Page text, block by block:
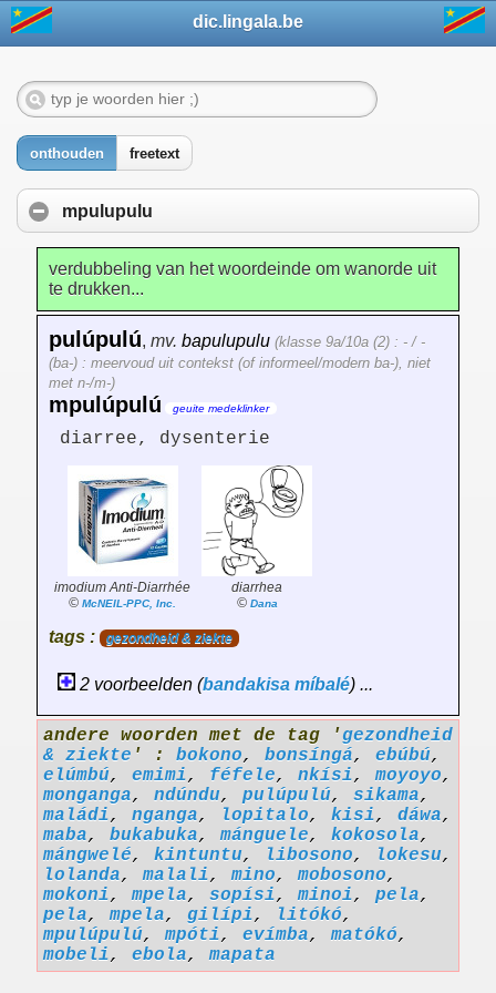
dic.lingala.be
onthouden freetext
mpulupulu
verdubbeling van het woordeinde om wanorde uit
te drukken...
pulúpulú, mv. bapulupulu (klasse 9a/10a (2) : - / -
(ba-) : meervoud uit contekst (of informeel/modern ba-), niet
met n-/m-)
mpulúpulú geuite medeklinker
diarree, dysenterie
imodium Anti-Diarrhée
© McNEIL-PPC, Inc.
diarrhea
© Dana
tags : gezondheid & ziekte
2 voorbeelden (bandakisa míbalé) ...
andere woorden met de tag 'gezondheid
& ziekte ' : bokono, bonsíngá, ebúbú,
elúmbú, emimi, féfele, nkísi,moyoyo,
monganga, ndúndu, pulúpulú, sikama,
maládi, nganga, lopitalo, kisi, dáwa,
maba, bukabuka,mánguele, kokosola,
mángwelé, kintuntu, libosono, lokesu,
lolanda,malali,mino,mobosono,
mokoni,mpela, sopísi,minoi, pela,
pela,mpela, gilípi, litókó,
mpulúpulú,mpóti, evímba,matókó,
mobeli, ebola,mapata